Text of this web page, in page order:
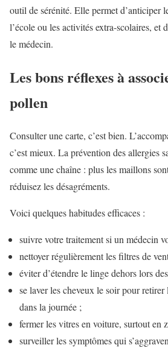
outil de sérénité. Elle permet d’anticiper
l’école ou les activités extra-scolaires, et
le médecin.
Les bons réflexes à
pollen
Consulter une carte, c’est bien.
c’est mieux. La prévention des allergies
comme une chaîne : plus les maillons
réduisez les désagréments.
Voici quelques habitudes efficaces :
suivre votre traitement si un médecin
nettoyer régulièrement les filtres de
éviter d’étendre le linge dehors lors
se laver les cheveux le soir pour
dans la journée ;
fermer les vitres en voiture, surtout en
surveiller les symptômes qui